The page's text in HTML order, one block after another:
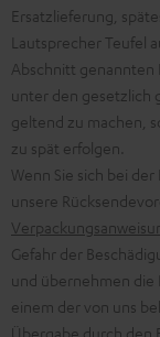
Ersatzlieferung,
Lautsprecher Teufel
Abschnitt genannten
unter den gesetzlich
geltend zu machen,
zu spät erfolgen.
Wenn Sie sich bei
unsere
Gefahr der
und übernehmen die
einem der von uns
Übergabe durch den